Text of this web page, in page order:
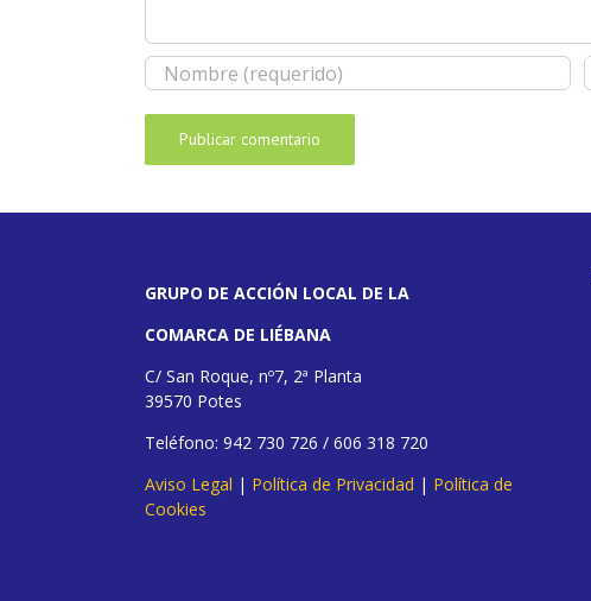
GRUPO DE ACCIÓN LOCAL DE LA
COMARCA DE LIÉBANA
C/ San Roque, nº7, 2ª Planta
39570 Potes
Teléfono: 942 730 726 / 606 318 720
Aviso Legal | Política de Privacidad | Política de
Cookies